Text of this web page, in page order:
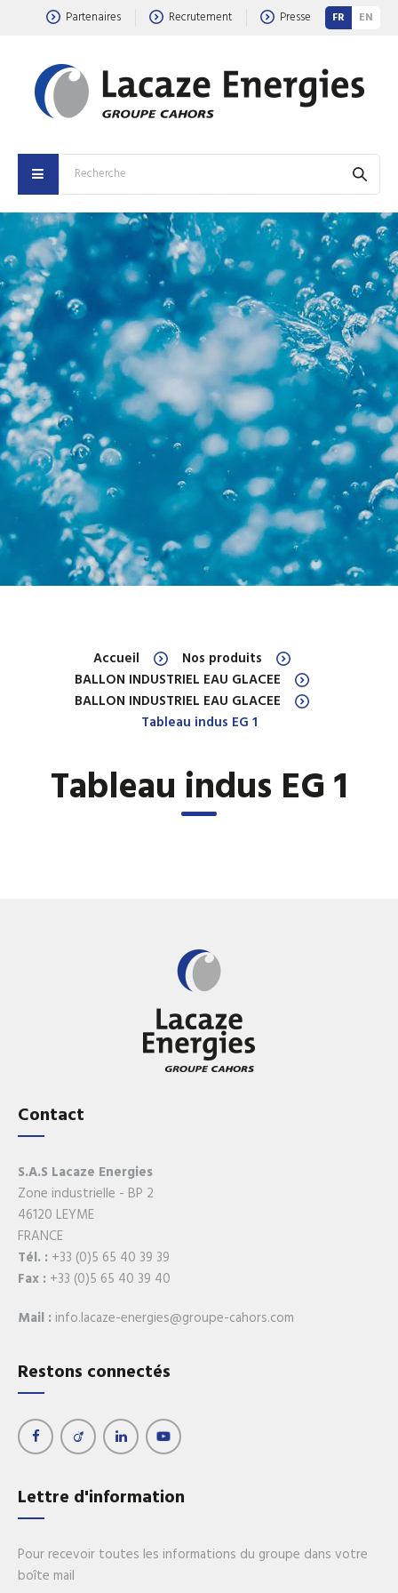
Partenaires Recrutement Presse FR EN
Accueil
Nos produits
BALLON INDUSTRIEL EAU GLACEE
BALLON INDUSTRIEL EAU GLACEE
Tableau indus EG 1
Tableau indus EG 1
Contact
S.A.S Lacaze Energies
Zone industrielle - BP 2
46120 LEYME
FRANCE
Tél. :+33 (0)5 65 40 39 39
Fax :+33 (0)5 65 40 39 40
Mail : info.lacaze-energies@groupe-cahors.com
Restons connectés
Lettre d'information
Pour recevoir toutes les informations du groupe dans votre
boîte mail